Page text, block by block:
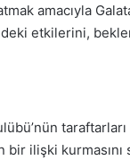
amacıyla
etkilerini,
ilişki kurmasını